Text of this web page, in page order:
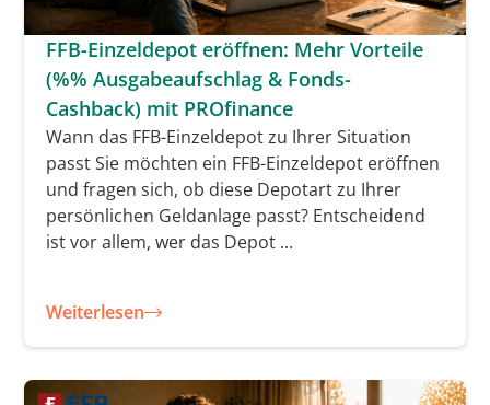
FFB-Einzeldepot eröffnen: Mehr Vorteile
(%% Ausgabeaufschlag & Fonds-
Cashback) mit PROfinance
Wann das FFB-Einzeldepot zu Ihrer Situation
passt Sie möchten ein FFB-Einzeldepot eröffnen
und fragen sich, ob diese Depotart zu Ihrer
persönlichen Geldanlage passt? Entscheidend
ist vor allem, wer das Depot ...
Weiterlesen